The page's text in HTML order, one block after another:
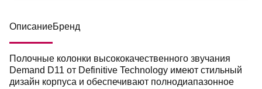
ОписаниеБренд
Полочные колонки высококачественного звучания
Demand D11 от Definitive Technology имеют стильный
дизайн корпуса и обеспечивают полнодиапазонное